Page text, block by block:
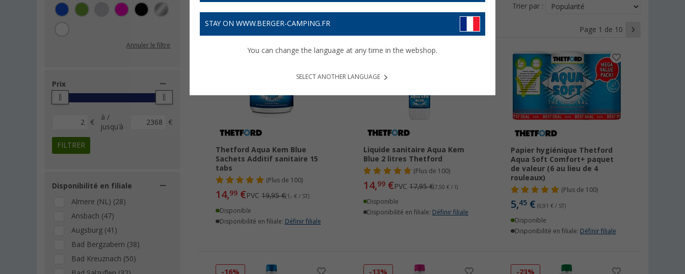
Annuler le filtre
Prix
€
à /
jusqu'à
€
FILTRER
Disponibilité en filiale
Almere (NL) (28)
Ansbach (47)
Augsburg (41)
Bad Bergzabern (38)
Bad Kreuznach (50)
Trier par :
Page 1 de 10
Thetford Aqua Kem Blue
Sachets Additif sanitaire 15
tabs
( Plus de 100)
14,99 €PVC19,95 €(1,- € / ST)
Disponible
Disponibilité en filiale: Définir filiale
Liquide sanitaire Aqua Kem
Blue 2 litres Thetford
( Plus de 100)
14,99€PVC17,95 €(7,50 € / l)
Disponible
Disponibilité en filiale: Définir filiale
Papier hygiénique Thetford
Aqua Soft Comfort+ paquet
de valeur (6 au lieu de 4
rouleaux)
( Plus de 100)
5,45 € (0,91 € / ST)
Disponible
Disponibilité en filiale: Définir filiale
-16% -13% -23%
STAY ON WWW.BERGER-CAMPING.FR
You can change the language at any time in the webshop.
SELECT ANOTHER LANGUAGE